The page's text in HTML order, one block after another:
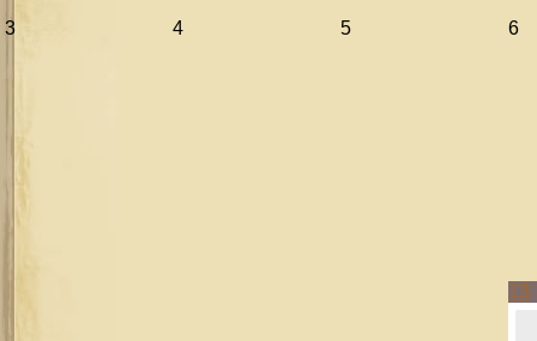
3 4 5 6
13